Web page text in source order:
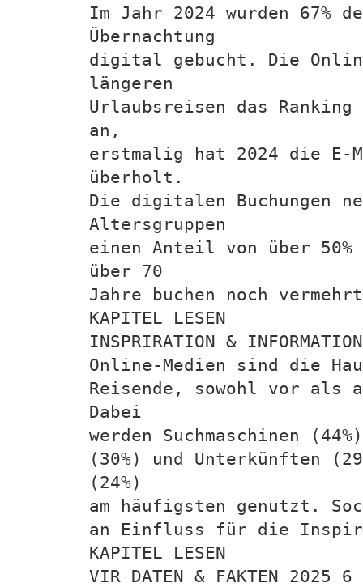
Im Jahr 2024 wurden 67%
Übernachtung
digital gebucht. Die
längeren
Urlaubsreisen das Ranking
an,
erstmalig hat 2024 die E-
überholt.
Die digitalen Buchungen
Altersgruppen
einen Anteil von über
über 70
Jahre buchen noch
KAPITEL LESEN
INSPRIRATION & INFORMATION
Online-Medien sind die
Reisende, sowohl vor als
Dabei
werden Suchmaschinen
(30%) und Unterkünften
(24%)
am häufigsten genutzt.
an Einfluss für die
KAPITEL LESEN
VIR DATEN & FAKTEN 2025 6